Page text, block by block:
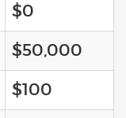
$0
$50,000
$100